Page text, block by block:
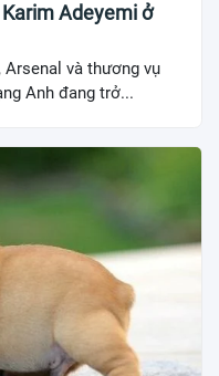
Adeyemi ở
và thương vụ
Anh đang trở...